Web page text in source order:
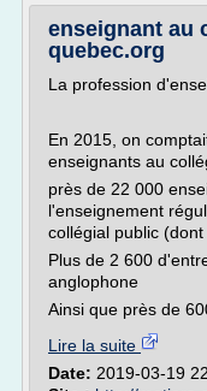
enseignant au
quebec.org
La profession
En 2015, on
enseignants au
près de 22 000
l'enseignement
collégial public
Plus de 2 600
anglophone
Ainsi que près de
Lire la suite
Date: 2019-03-19